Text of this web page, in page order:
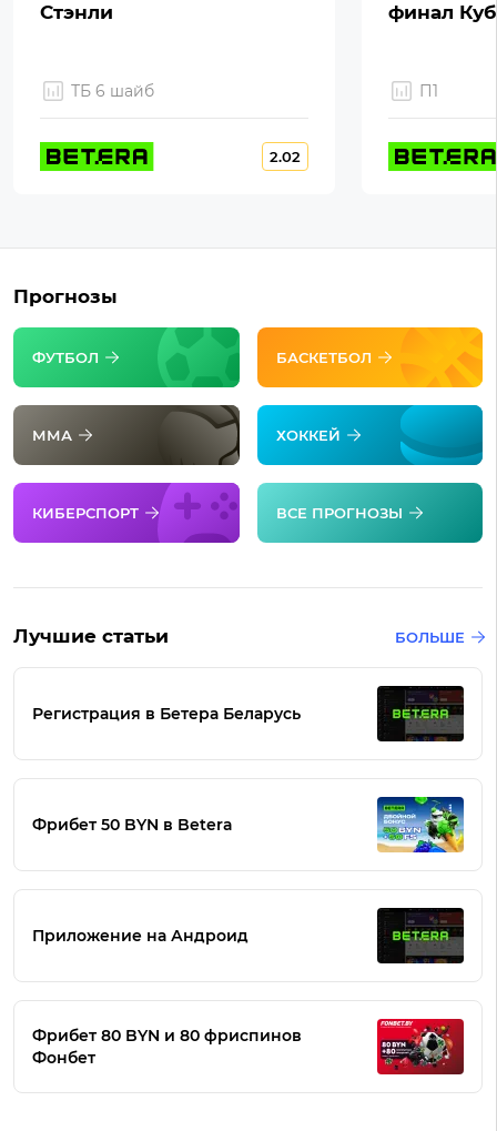
Стэнли
ТБ 6 шайб
2.02
финал
П1
Прогнозы
ФУТБОЛ БАСКЕТБОЛ
ММА ХОККЕЙ
КИБЕРСПОРТ ВСЕ ПРОГНОЗЫ
Лучшие статьи БОЛЬШЕ
Регистрация в Бетера Беларусь
Фрибет 50 BYN в Betera
Приложение на Андроид
Фрибет 80 BYN и 80 фриспинов
Фонбет